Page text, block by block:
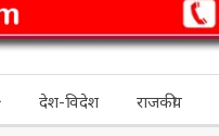
देश-विदेश राजकीय